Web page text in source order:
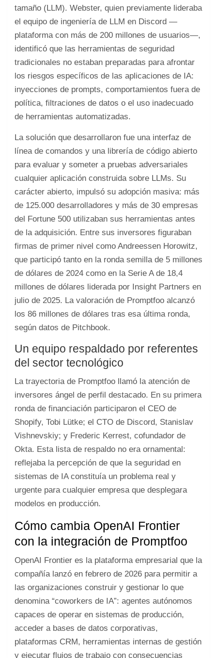
tamaño (LLM). Webster, quien previamente lideraba
el equipo de ingeniería de LLM en Discord —
plataforma con más de 200 millones de usuarios—,
identificó que las herramientas de seguridad
tradicionales no estaban preparadas para afrontar
los riesgos específicos de las aplicaciones de IA:
inyecciones de prompts, comportamientos fuera de
política, filtraciones de datos o el uso inadecuado
de herramientas automatizadas.
La solución que desarrollaron fue una interfaz de
línea de comandos y una librería de código abierto
para evaluar y someter a pruebas adversariales
cualquier aplicación construida sobre LLMs. Su
carácter abierto, impulsó su adopción masiva: más
de 125.000 desarrolladores y más de 30 empresas
del Fortune 500 utilizaban sus herramientas antes
de la adquisición. Entre sus inversores figuraban
firmas de primer nivel como Andreessen Horowitz,
que participó tanto en la ronda semilla de 5 millones
de dólares de 2024 como en la Serie A de 18,4
millones de dólares liderada por Insight Partners en
julio de 2025. La valoración de Promptfoo alcanzó
los 86 millones de dólares tras esa última ronda,
según datos de Pitchbook.
Un equipo respaldado por referentes
del sector tecnológico
La trayectoria de Promptfoo llamó la atención de
inversores ángel de perfil destacado. En su primera
ronda de financiación participaron el CEO de
Shopify, Tobi Lütke; el CTO de Discord, Stanislav
Vishnevskiy; y Frederic Kerrest, cofundador de
Okta. Esta lista de respaldo no era ornamental:
reflejaba la percepción de que la seguridad en
sistemas de IA constituía un problema real y
urgente para cualquier empresa que desplegara
modelos en producción.
Cómo cambia OpenAI Frontier
con la integración de Promptfoo
OpenAI Frontier es la plataforma empresarial que la
compañía lanzó en febrero de 2026 para permitir a
las organizaciones construir y gestionar lo que
denomina “coworkers de IA”: agentes autónomos
capaces de operar en sistemas de producción,
acceder a bases de datos corporativas,
plataformas CRM, herramientas internas de gestión
y ejecutar flujos de trabajo con consecuencias